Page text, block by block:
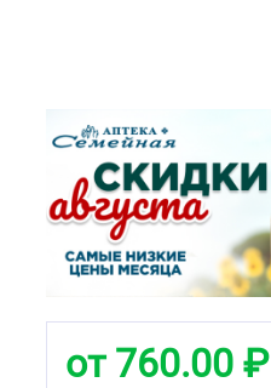
от 760.00 ₽